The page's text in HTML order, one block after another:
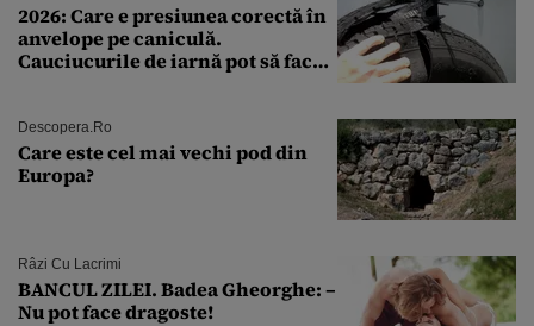
2026: Care e presiunea corectă în
anvelope pe caniculă.
Cauciucurile de iarnă pot să facă
Descopera.ro
Care este cel mai vechi pod din
Europa?
Râzi Cu Lacrimi
BANCUL ZILEI. Badea Gheorghe: –
Nu pot face dragoste!